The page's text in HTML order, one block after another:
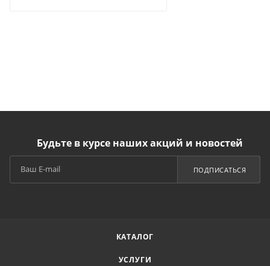
Будьте в курсе наших акций и новостей
ПОДПИСАТЬСЯ
КАТАЛОГ
УСЛУГИ